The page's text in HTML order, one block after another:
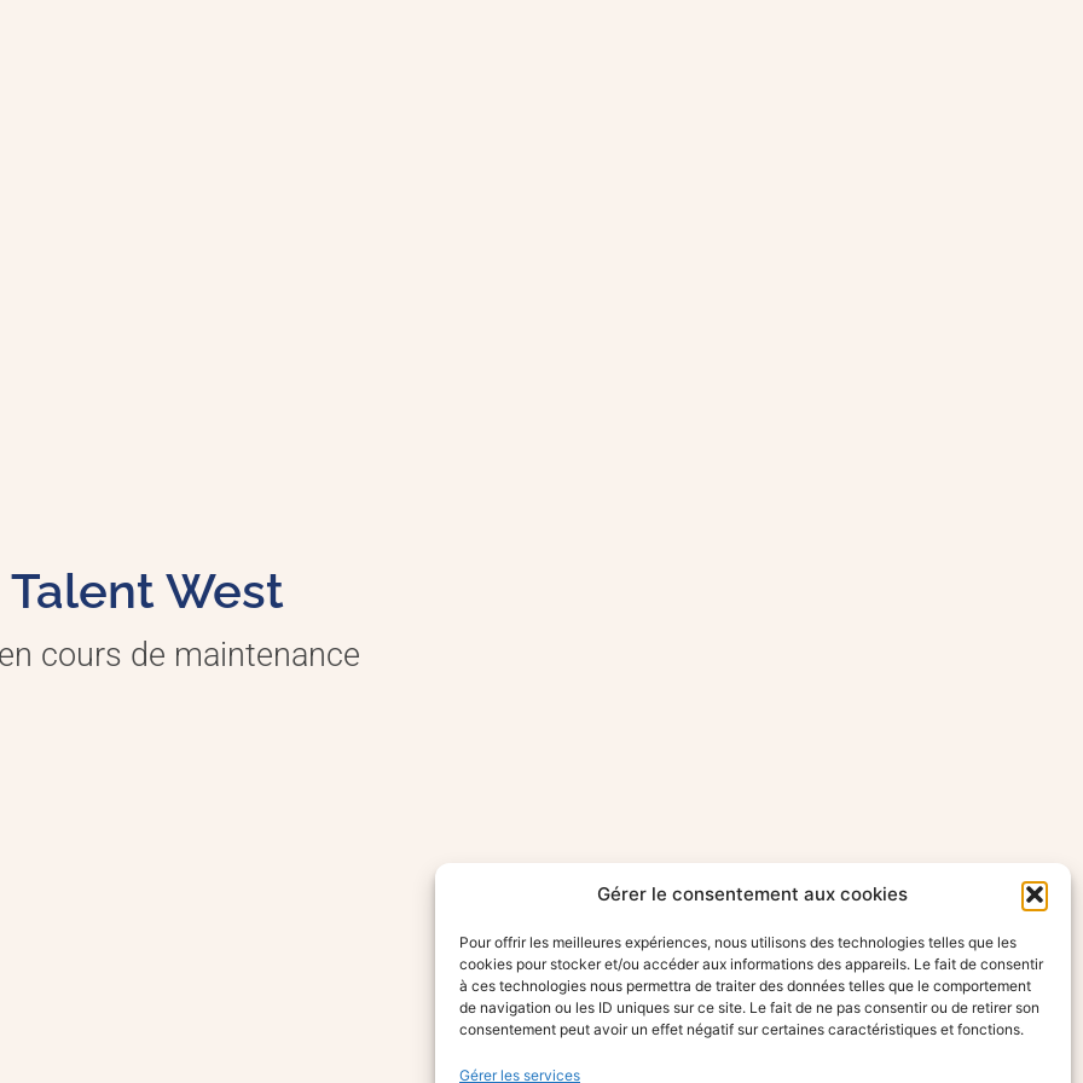
Gérer le consentement aux cookies
Pour offrir les meilleures expériences, nous utilisons des technologies telles que les
cookies pour stocker et/ou accéder aux informations des appareils. Le fait de consentir
à ces technologies nous permettra de traiter des données telles que le comportement
de navigation ou les ID uniques sur ce site. Le fait de ne pas consentir ou de retirer son
consentement peut avoir un effet négatif sur certaines caractéristiques et fonctions.
Gérer les services
Talent West
cours de maintenance